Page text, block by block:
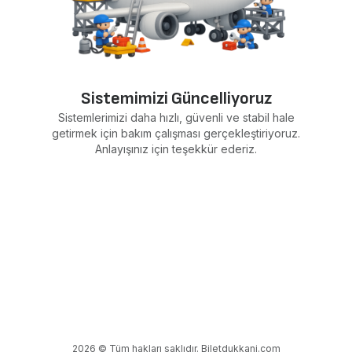
Sistemimizi Güncelliyoruz
Sistemlerimizi daha hızlı, güvenli ve stabil hale
getirmek için bakım çalışması gerçekleştiriyoruz.
Anlayışınız için teşekkür ederiz.
2026 © Tüm hakları saklıdır. Biletdukkani.com